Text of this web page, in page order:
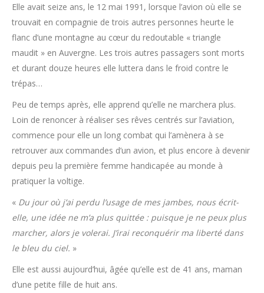
Elle avait seize ans, le 12 mai 1991, lorsque l’avion où elle se
trouvait en compagnie de trois autres personnes heurte le
flanc d’une montagne au cœur du redoutable « triangle
maudit » en Auvergne. Les trois autres passagers sont morts
et durant douze heures elle luttera dans le froid contre le
trépas…
Peu de temps après, elle apprend qu’elle ne marchera plus.
Loin de renoncer à réaliser ses rêves centrés sur l’aviation,
commence pour elle un long combat qui l’amènera à se
retrouver aux commandes d’un avion, et plus encore à devenir
depuis peu la première femme handicapée au monde à
pratiquer la voltige.
« Du jour où j’ai perdu l’usage de mes jambes, nous écrit-
elle, une idée ne m’a plus quittée : puisque je ne peux plus
marcher, alors je volerai. J’irai reconquérir ma liberté dans
le bleu du ciel. »
Elle est aussi aujourd’hui, âgée qu’elle est de 41 ans, maman
d’une petite fille de huit ans.